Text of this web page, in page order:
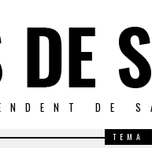
DE
TEMA